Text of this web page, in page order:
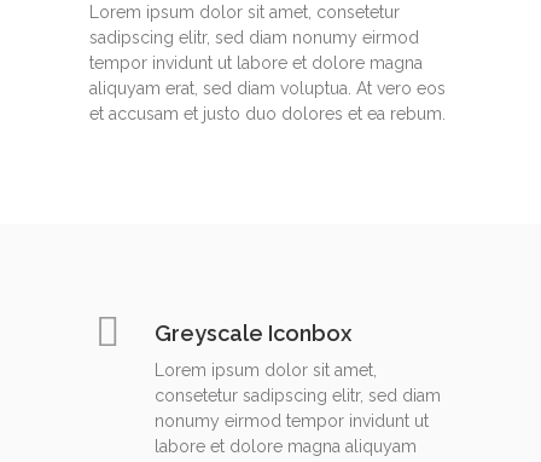
Lorem ipsum dolor sit amet, consetetur
sadipscing elitr, sed diam nonumy eirmod
tempor invidunt ut labore et dolore magna
aliquyam erat, sed diam voluptua. At vero eos
et accusam et justo duo dolores et ea rebum.
Greyscale Iconbox
Lorem ipsum dolor sit amet,
consetetur sadipscing elitr, sed diam
nonumy eirmod tempor invidunt ut
labore et dolore magna aliquyam